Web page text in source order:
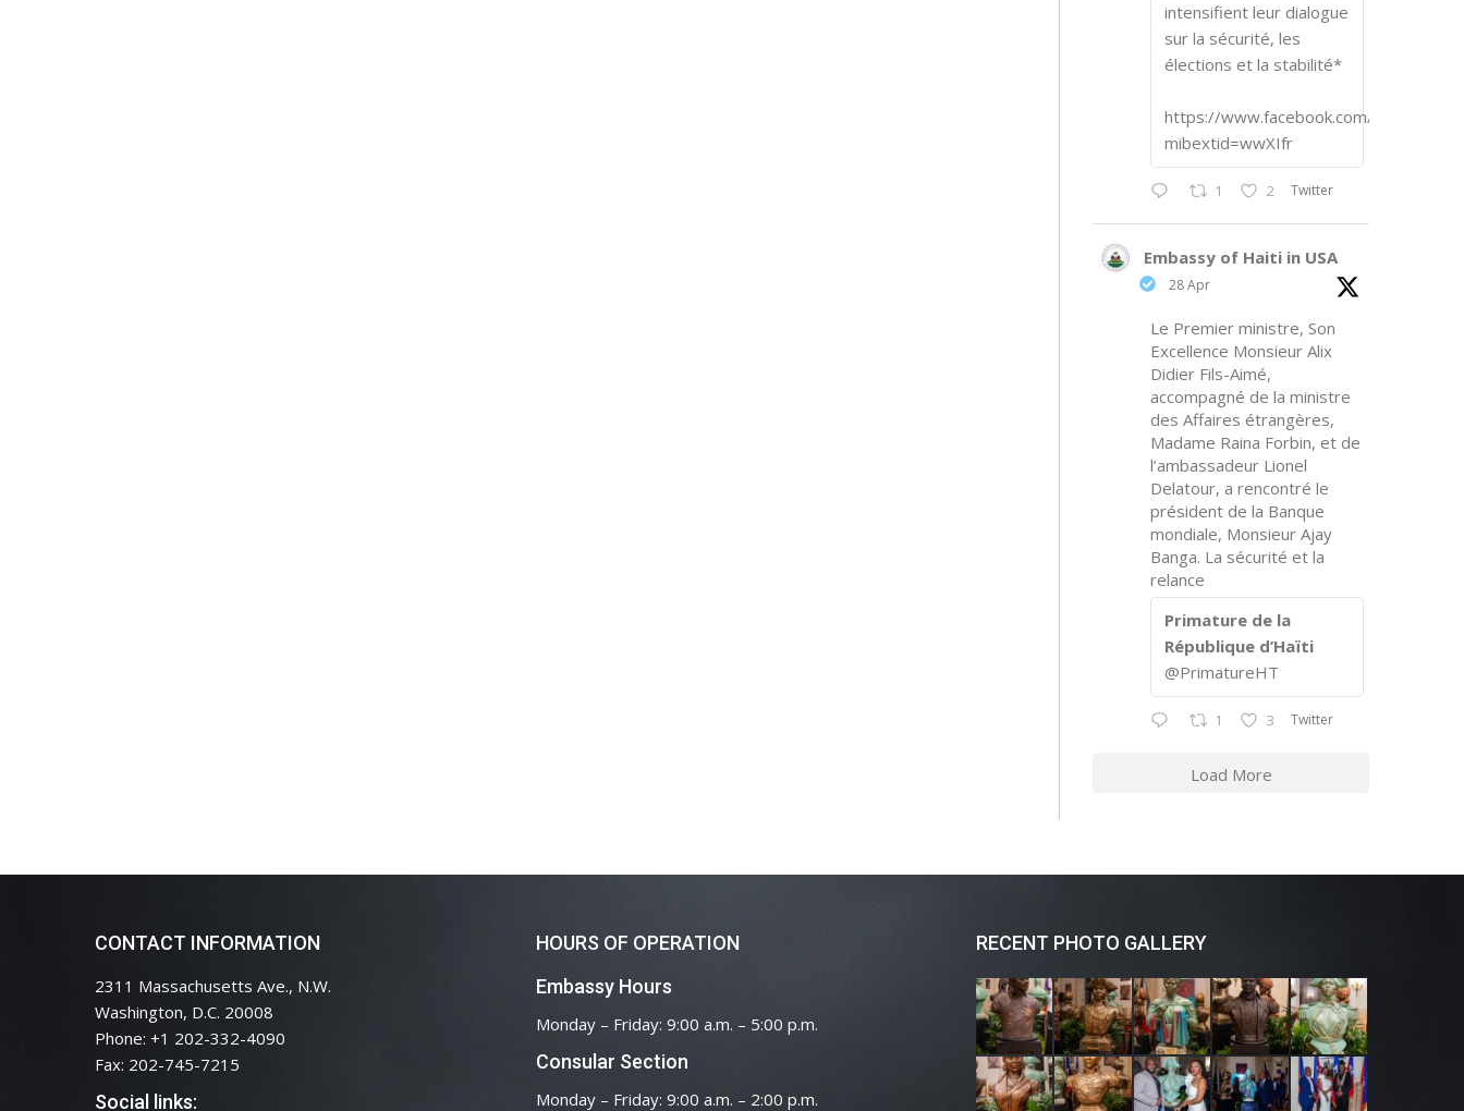
intensifient leur dialogue
sur la sécurité, les
élections et la stabilité*
https://www.facebook.com/share/p/
mibextid=wwXIfr
1 2 Twitter
Embassy of Haiti in USA
28 Apr
Le Premier ministre, Son
Excellence Monsieur Alix
Didier Fils-Aimé,
accompagné de la ministre
des Affaires étrangères,
Madame Raina Forbin, et de
l’ambassadeur Lionel
Delatour, a rencontré le
président de la Banque
mondiale, Monsieur Ajay
Banga. La sécurité et la
relance
Primature de la
République d’Haïti
@PrimatureHT
1 3 Twitter
Load More
CONTACT INFORMATION
2311 Massachusetts Ave., N.W.
Washington, D.C. 20008
Phone: +1 202-332-4090
Fax: 202-745-7215
Social links:
HOURS OF OPERATION
Embassy Hours
Monday – Friday: 9:00 a.m. – 5:00 p.m.
Consular Section
Monday – Friday: 9:00 a.m. – 2:00 p.m.
RECENT PHOTO GALLERY